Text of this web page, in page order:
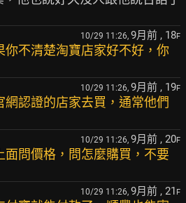
10/29 11:26, 9月前 , 18F
你不清楚淘寶店家好不好，你
10/29 11:26, 9月前 , 19F
網認證的店家去買，通常他們
10/29 11:26, 9月前 , 20F
面問價格，問怎麼購買，不要
10/29 11:26, 9月前 , 21 F